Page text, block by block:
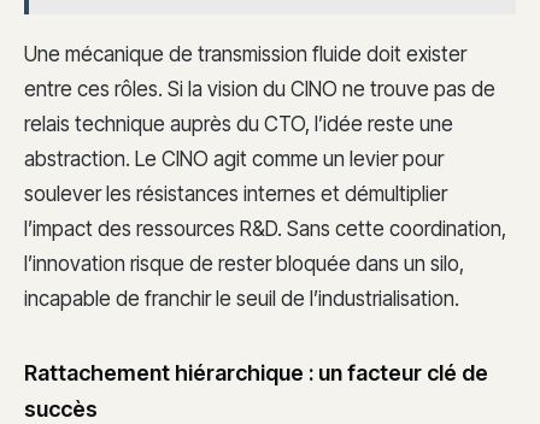
Une mécanique de transmission fluide doit exister
entre ces rôles. Si la vision du CINO ne trouve pas de
relais technique auprès du CTO, l’idée reste une
abstraction. Le CINO agit comme un levier pour
soulever les résistances internes et démultiplier
l’impact des ressources R&D. Sans cette coordination,
l’innovation risque de rester bloquée dans un silo,
incapable de franchir le seuil de l’industrialisation.
Rattachement hiérarchique : un facteur clé de
succès